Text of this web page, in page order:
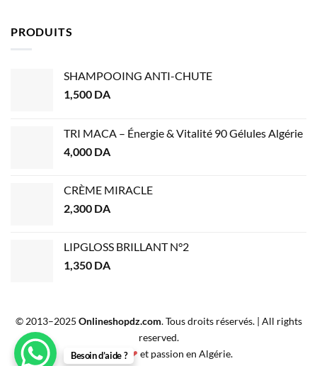
PRODUITS
SHAMPOOING ANTI-CHUTE
1,500 DA
TRI MACA – Énergie & Vitalité 90 Gélules Algérie
4,000 DA
CRÈME MIRACLE
2,300 DA
LIPGLOSS BRILLANT N°2
1,350 DA
© 2013–2025 Onlineshopdz.com. Tous droits réservés. | All rights
reserved.
Créé avec ❤ et passion en Algérie.
Besoin d’aide ?